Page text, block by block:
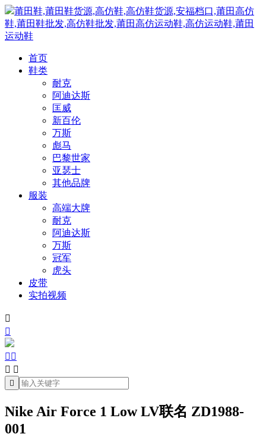
莆田鞋,莆田鞋货源,高仿鞋,高仿鞋货源,安福档口,莆田高仿
鞋,莆田鞋批发,高仿鞋批发,莆田高仿运动鞋,高仿运动鞋,莆田
运动鞋
首页
鞋类
耐克
阿迪达斯
匡威
新百伦
万斯
彪马
巴黎世家
亚瑟士
其他品牌
服装
高端大牌
耐克
阿迪达斯
万斯
冠军
虎头
皮带
实拍视频


 
 

Nike Air Force 1 Low LV联名 ZD1988-
001